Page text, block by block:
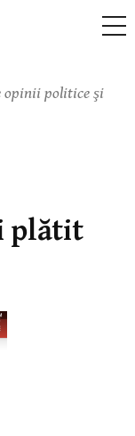
opinii politice şi
plătit